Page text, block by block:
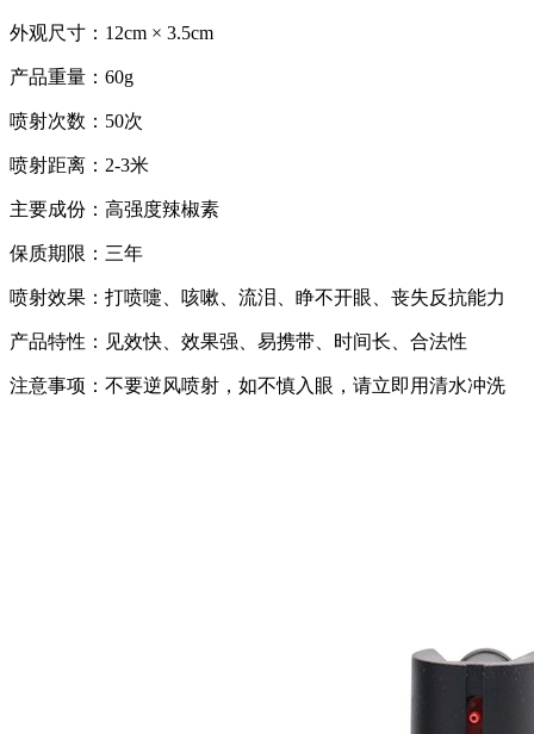
外观尺寸：12cm × 3.5cm
产品重量：60g
喷射次数：50次
喷射距离：2-3米
主要成份：高强度辣椒素
保质期限：三年
喷射效果：打喷嚏、咳嗽、流泪、睁不开眼、丧失反抗能力
产品特性：见效快、效果强、易携带、时间长、合法性
注意事项：不要逆风喷射，如不慎入眼，请立即用清水冲洗